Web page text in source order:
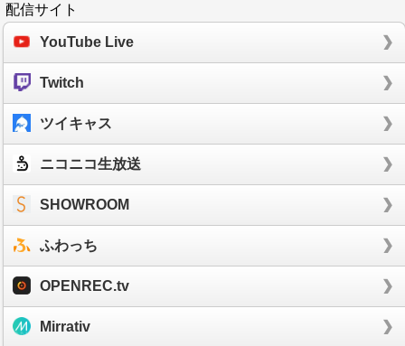
配信サイト
YouTube Live
Twitch
ツイキャス
ニコニコ生放送
SHOWROOM
ふわっち
OPENREC.tv
Mirrativ